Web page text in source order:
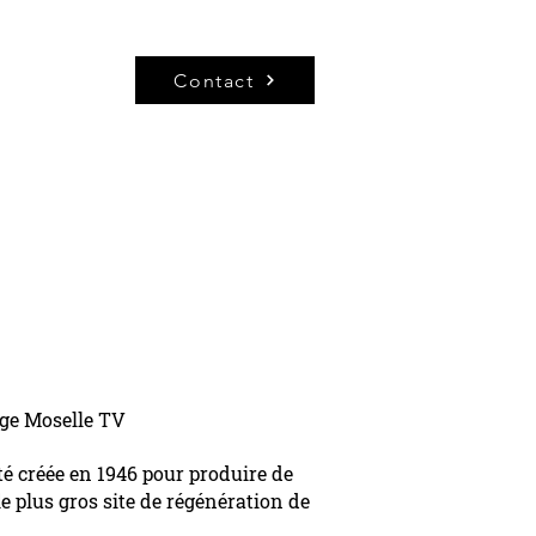
Contact
Moselle TV
créée en 1946 pour produire de
plus gros site de régénération de